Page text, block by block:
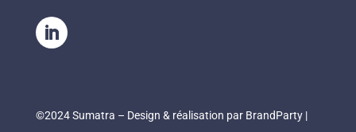
©2024 Sumatra – Design & réalisation par BrandParty|